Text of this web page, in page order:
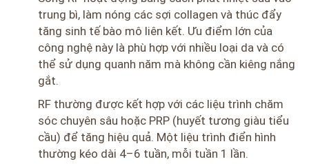
trung bì, làm nóng các sợi collagen và thúc đẩy
tăng sinh tế bào mô liên kết. Ưu điểm lớn của
công nghệ này là phù hợp với nhiều loại da và có
thể sử dụng quanh năm mà không cần kiêng nắng
gắt.
RF thường được kết hợp với các liệu trình chăm
sóc chuyên sâu hoặc PRP (huyết tương giàu tiểu
cầu) để tăng hiệu quả. Một liệu trình điển hình
thường kéo dài 4–6 tuần, mỗi tuần 1 lần.